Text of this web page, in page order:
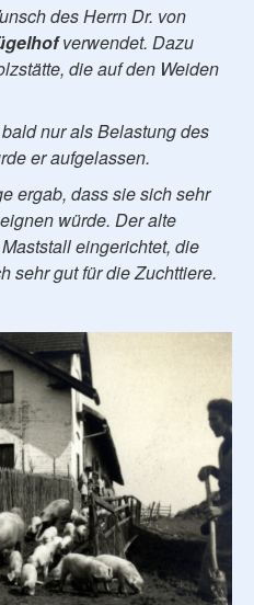
des Herrn Dr. von
verwendet. Dazu
die auf den Weiden
nur als Belastung des
er aufgelassen.
ergab, dass sie sich sehr
würde. Der alte
eingerichtet, die
sehr gut für die Zuchttiere.